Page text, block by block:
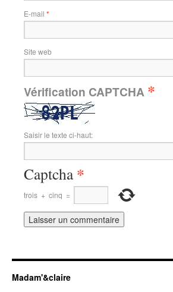
E-mail *
Site web
Vérification CAPTCHA *
Saisir le texte ci-haut:
Captcha*
trois + cinq =
Madam'&claire